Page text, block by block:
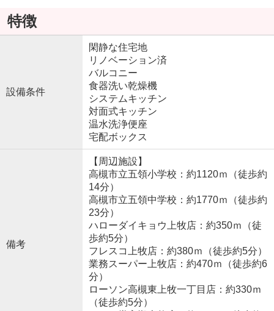
特徴
設備条件
閑静な住宅地
リノベーション済
バルコニー
食器洗い乾燥機
システムキッチン
対面式キッチン
温水洗浄便座
宅配ボックス
備考
【周辺施設】
高槻市立五領小学校：約1120ｍ（徒歩約
14分）
高槻市立五領中学校：約1770ｍ（徒歩約
23分）
ハローダイキョウ上牧店：約350ｍ（徒
歩約5分）
フレスコ上牧店：約380ｍ（徒歩約5分）
業務スーパー上牧店：約470ｍ（徒歩約6
分）
ローソン高槻東上牧一丁目店：約330ｍ
（徒歩約5分）